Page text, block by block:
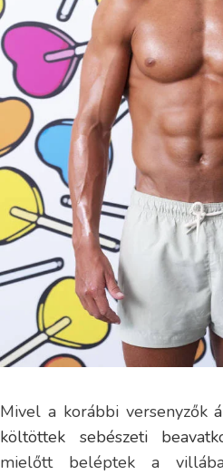
Mivel a korábbi versenyzők
költöttek sebészeti
mielőtt beléptek a